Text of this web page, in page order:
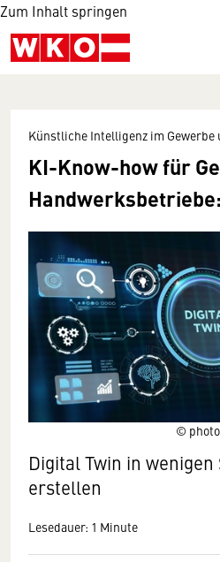
Zum Inhalt springen
©
Künstliche Intelligenz im Gewerbe
KI-Know-how für
Digital Twin in
erstellen
Lesedauer: 1 Minute